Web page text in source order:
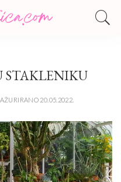
STAKLENIKU
20.05.2022.